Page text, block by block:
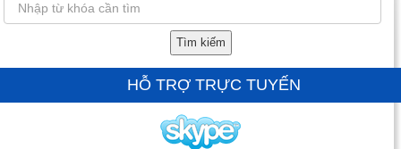
Tìm kiếm
HỖ TRỢ TRỰC TUYẾN